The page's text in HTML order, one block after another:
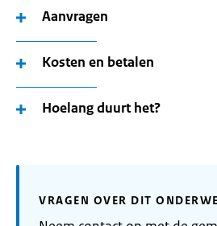
Aanvragen
Kosten en betalen
Hoelang duurt het?
VRAGEN OVER DIT